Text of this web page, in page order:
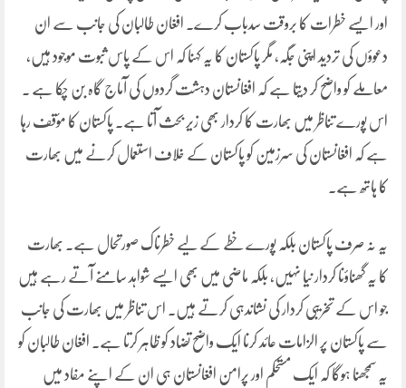
اور ایسے خطرات کا بروقت سدباب کرے۔ افغان طالبان کی جانب سے ان
دعوؤں کی تردید اپنی جگہ، مگر پاکستان کا یہ کہنا کہ اس کے پاس ثبوت موجود ہیں،
معاملے کو واضح کر دیتا ہے کہ افغانستان دہشت گردوں کی آماج گاہ بن چکا ہے ۔
اس پورے تناظر میں بھارت کا کردار بھی زیر بحث آتا ہے۔ پاکستان کا مؤقف رہا
ہے کہ افغانستان کی سرزمین کو پاکستان کے خلاف استعمال کرنے میں بھارت
کا ہاتھ ہے۔
یہ نہ صرف پاکستان بلکہ پورے خطے کے لیے خطرناک صورتحال ہے۔ بھارت
کا یہ گھناؤنا کردار نیا نہیں، بلکہ ماضی میں بھی ایسے شواہد سامنے آتے رہے ہیں
جو اس کے تخریبی کردار کی نشاندہی کرتے ہیں۔ اس تناظر میں بھارت کی جانب
سے پاکستان پر الزامات عائد کرنا ایک واضح تضاد کو ظاہر کرتا ہے۔ افغان طالبان کو
یہ سمجھنا ہوگا کہ ایک مستحکم اور پرامن افغانستان ہی ان کے اپنے مفاد میں